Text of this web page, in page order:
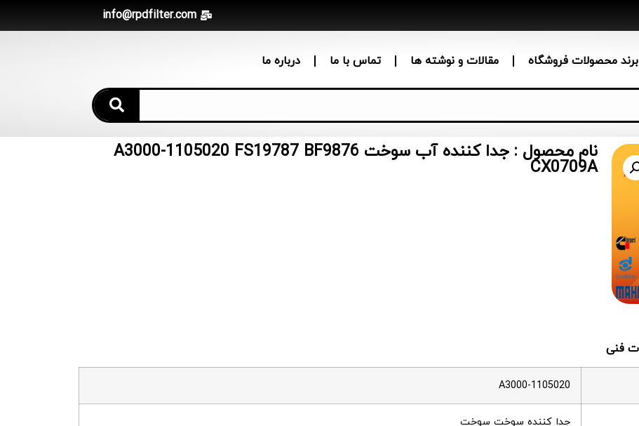
info@rpdfilter.com
برند محصولات فروشگاه مقالات و نوشته ها تماس با ما درباره ما
نام محصول : جدا کننده آب سوخت A3000-1105020 FS19787 BF9876
CX0709A
A3000-1105020
جدا کننده سوخت سوخت